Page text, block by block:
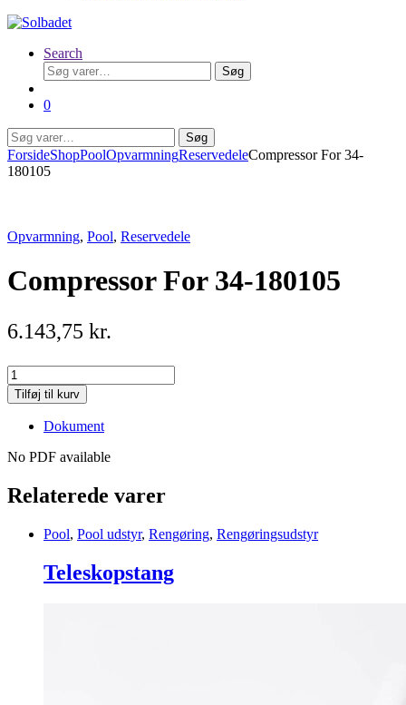
Search
Søg
efter:
Søg
0
Søg
efter:
Søg
ForsideShopPoolOpvarmningReservedeleCompressor For 34-
180105
Opvarmning, Pool, Reservedele
Compressor For 34-180105
6.143,75 kr.
Compressor
For
34-
180105
quantity
Tilføj til kurv
Dokument
No PDF available
Relaterede varer
Pool, Pool udstyr, Rengøring, Rengøringsudstyr
Teleskopstang